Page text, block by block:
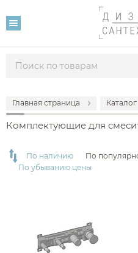
Главная страница Каталог
Комплектующие для
18 971
Fantini
По наличию По
По убыванию цены